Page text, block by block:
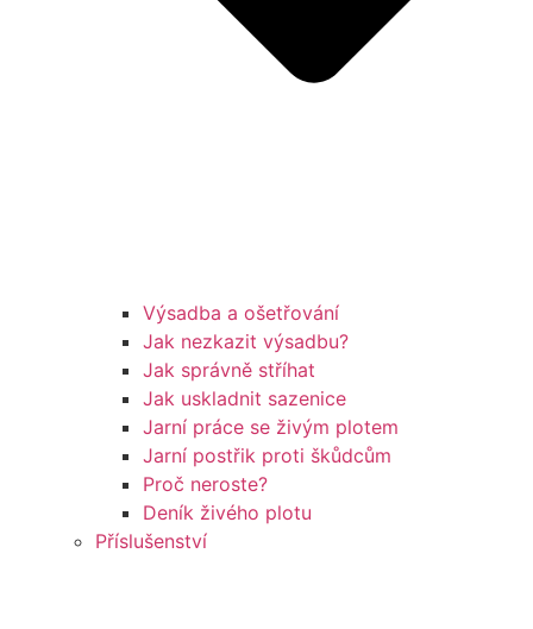
Výsadba a ošetřování
Jak nezkazit výsadbu?
Jak správně stříhat
Jak uskladnit sazenice
Jarní práce se živým plotem
Jarní postřik proti škůdcům
Proč neroste?
Deník živého plotu
Příslušenství